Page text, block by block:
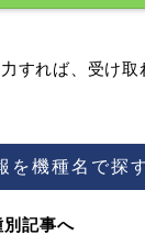
すれば、受け取
を機種名で探
別記事へ